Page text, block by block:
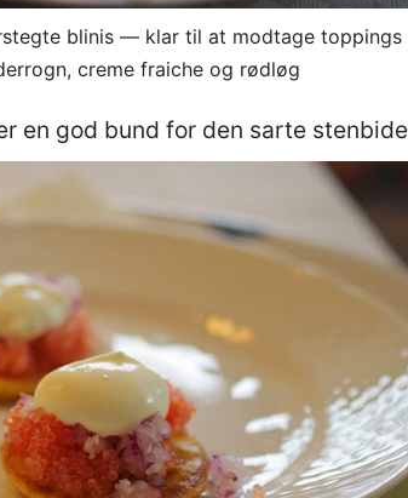
blinis — klar til at modtage toppings
creme fraiche og rødløg
en god bund for den sarte